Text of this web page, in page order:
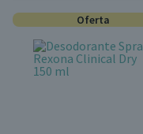
Oferta